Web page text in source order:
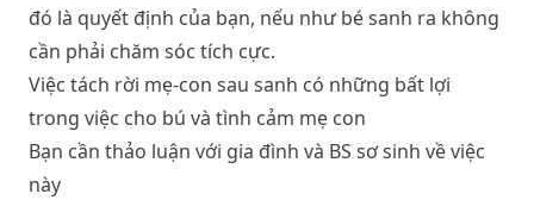
đó là quyết định của bạn, nếu như bé sanh ra không
cần phải chăm sóc tích cực.
Việc tách rời mẹ-con sau sanh có những bất lợi
trong việc cho bú và tình cảm mẹ con
Bạn cần thảo luận với gia đình và BS sơ sinh về việc
này